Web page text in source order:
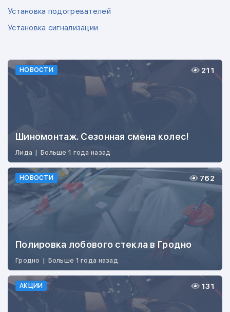
Установка подогревателей
Установка сигнализации
НОВОСТИ
Шиномонтаж. Сезонная смена колес!
Лида | Больше 1 года назад
211
НОВОСТИ
Полировка лобового стекла в Гродно
Гродно | Больше 1 года назад
762
АКЦИИ 131